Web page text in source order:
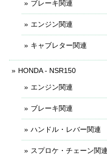
ブレーキ関連
エンジン関連
キャブレター関連
HONDA - NSR150
エンジン関連
ブレーキ関連
ハンドル・レバー関連
スプロケ・チェーン関連